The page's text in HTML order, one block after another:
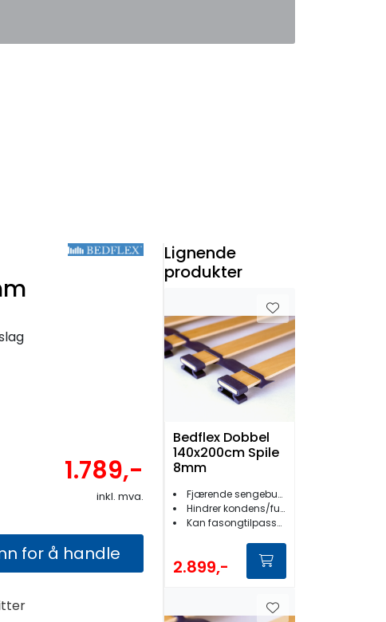
1.789,-
inkl. mva.
for å handle
Lignende
produkter
Bedflex Dobbel
140x200cm Spile
8mm
Fjærende sengebunn
Hindrer kondens/fuktighet/jordslag
Kan fasongtilpasses
2.899,-